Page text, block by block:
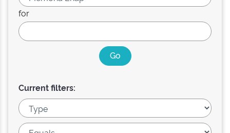
for
Current filters: